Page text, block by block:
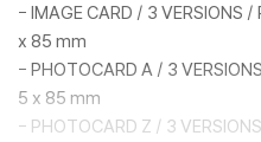
- IMAGE CARD / 3 VERSIONS
x 85 mm
- PHOTOCARD A / 3
5 x 85 mm
- PHOTOCARD Z / 3